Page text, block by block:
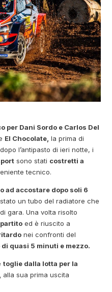
per Dani Sordo e Carlos Del
El Chocolate, la prima di
l’antipasto di ieri notte, i
sono stati costretti a
tecnico.
ad accostare dopo soli 6
un tubo del radiatore che
gara. Una volta risolto
ed è riuscito a
nei confronti del
quasi 5 minuti e mezzo.
toglie dalla lotta per la
alla sua prima uscita